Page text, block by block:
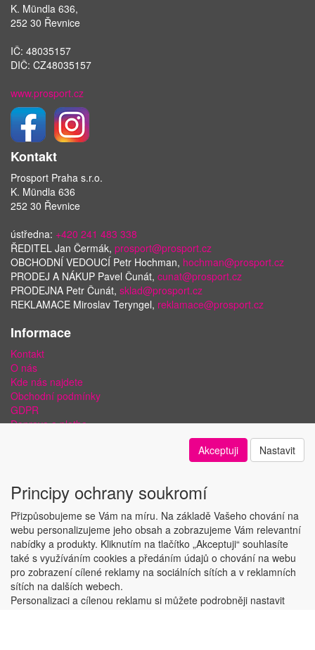
K. Mündla 636,
252 30 Řevnice
IČ: 48035157
DIČ: CZ48035157
www.prosport.cz
Kontakt
Prosport Praha s.r.o.
K. Mündla 636
252 30 Řevnice
ústředna: +420 241 483 338
ŘEDITEL Jan Čermák, prosport@prosport.cz
OBCHODNÍ VEDOUCÍ Petr Hochman, hochman@prosport.cz
PRODEJ A NÁKUP Pavel Čunát, cunat@prosport.cz
PRODEJNA Petr Čunát, sklad@prosport.cz
REKLAMACE Miroslav Teryngel, reklamace@prosport.cz
Informace
Kontakt
O nás
Kde nás najdete
Obchodní podmínky
GDPR
Doprava a platba
Copyright © ABRA Software a.s. 2018
Akceptuji Nastavit
Principy ochrany soukromí
Přizpůsobujeme se Vám na míru. Na základě Vašeho chování na
webu personalizujeme jeho obsah a zobrazujeme Vám relevantní
nabídky a produkty. Kliknutím na tlačítko „Akceptuji“ souhlasíte
také s využíváním cookies a předáním údajů o chování na webu
pro zobrazení cílené reklamy na sociálních sítích a v reklamních
sítích na dalších webech.
Personalizaci a cílenou reklamu si můžete podrobněji nastavit